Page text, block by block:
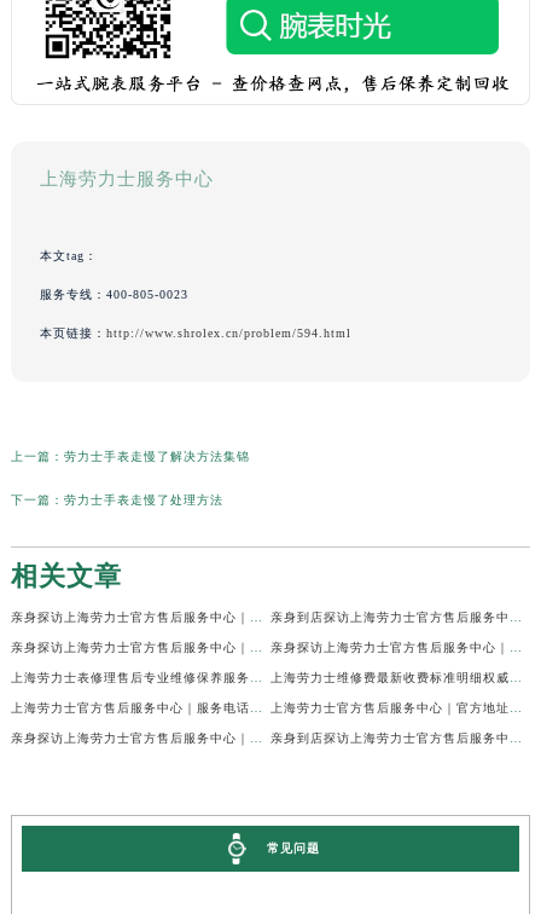
上海劳力士服务中心
本文tag：
服务专线： 400-805-0023
本页链接： http://www.shrolex.cn/problem/594.html
上一篇： 劳力士手表走慢了解决方法集锦
下一篇： 劳力士手表走慢了处理方法
相关文章
常见问题